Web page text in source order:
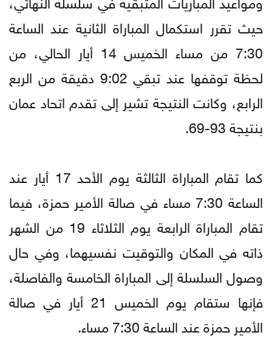
حيث تقرر استكمال المباراة الثانية عند الساعة
7:30 من مساء الخميس 14 أيار الحالي، من
لحظة توقفها عند تبقي 9:02 دقيقة من الربع
الرابع، وكانت النتيجة تشير إلى تقدم اتحاد عمان
بنتيجة 93-69.
كما تقام المباراة الثالثة يوم الأحد 17 أيار عند
الساعة 7:30 مساء في صالة الأمير حمزة، فيما
تقام المباراة الرابعة يوم الثلاثاء 19 من الشهر
ذاته في المكان والتوقيت نفسيهما، وفي حال
وصول السلسلة إلى المباراة الخامسة والفاصلة،
فإنها ستقام يوم الخميس 21 أيار في صالة
الأمير حمزة عند الساعة 7:30 مساء.